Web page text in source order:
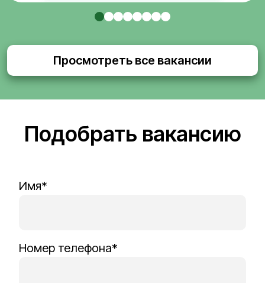
Просмотреть все вакансии
Подобрать вакансию
Имя*
Номер телефона*